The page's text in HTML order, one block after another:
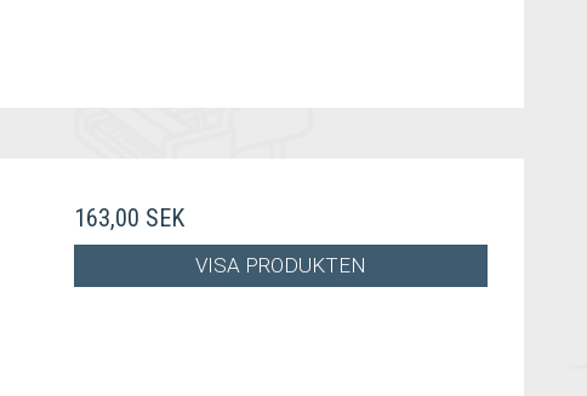
163,00 SEK
VISA PRODUKTEN